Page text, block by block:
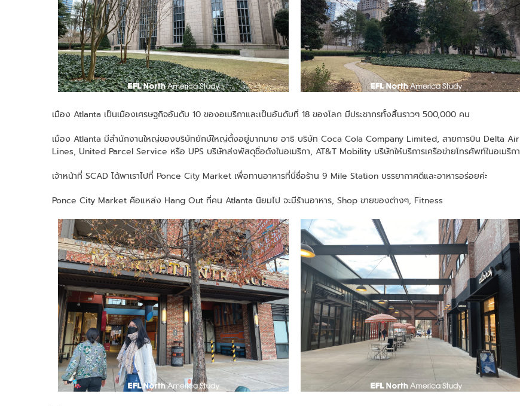
เมือง Atlanta เป็นเมืองเศรษฐกิจอันดับ 10 ของอเมริกาและเป็นอันดับที่ 18 ของโลก มีประชากรทั้งสิ้นราวๆ 500,000 คน
เมือง Atlanta มีสำนักงานใหญ่ของบริษัทยักษ์ใหญ่ตั้งอยู่มากมาย อาธิ บริษัท Coca Cola Company Limited, สายการบิน Delta Air
Lines, United Parcel Service หรือ UPS บริษัทส่งพัสดุชื่อดังในอเมริกา, AT&T Mobility บริษัทให้บริการเครือข่ายโทรศัพท์ในอเมริกา
เจ้าหน้าที่ SCAD ได้พาเราไปที่ Ponce City Market เพื่อทานอาหารที่นี่ชื่อร้าน 9 Mile Station บรรยากาศดีและอาหารอร่อยค่ะ
Ponce City Market คือแหล่ง Hang Out ที่คน Atlanta นิยมไป จะมีร้านอาหาร, Shop ขายของต่างๆ, Fitness